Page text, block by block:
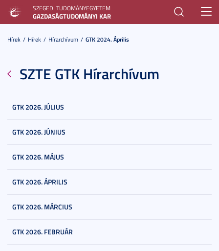
SZEGEDI TUDOMÁNYEGYETEM
GAZDASÁGTUDOMÁNYI KAR
Hírek Hírek Hírarchívum GTK 2024. Április
SZTE GTK Hírarchívum
GTK 2026. JÚLIUS
GTK 2026. JÚNIUS
GTK 2026. MÁJUS
GTK 2026. ÁPRILIS
GTK 2026. MÁRCIUS
GTK 2026. FEBRUÁR